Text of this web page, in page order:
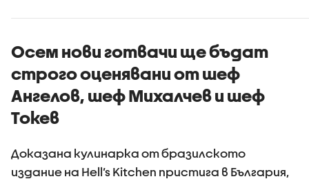
Осем нови готвачи ще бъдат
строго оценявани от шеф
Ангелов, шеф Михалчев и шеф
Токев
Доказана кулинарка от бразилското
издание на Hell’s Kitchen пристига в България,